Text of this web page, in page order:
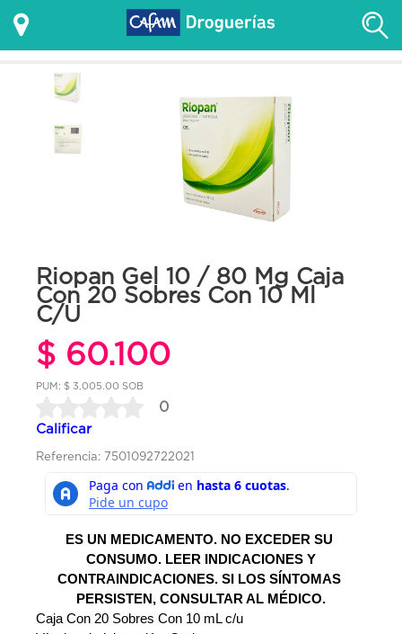
Riopan Gel 10 / 80 Mg Caja
Con 20 Sobres Con 10 Ml
C/U
$ 60.100
PUM: $ 3,005.00 SOB
0
Calificar
Referencia: 7501092722021
ES UN MEDICAMENTO. NO EXCEDER SU
CONSUMO. LEER INDICACIONES Y
CONTRAINDICACIONES. SI LOS SÍNTOMAS
PERSISTEN, CONSULTAR AL MÉDICO.
Caja Con 20 Sobres Con 10 mL c/u